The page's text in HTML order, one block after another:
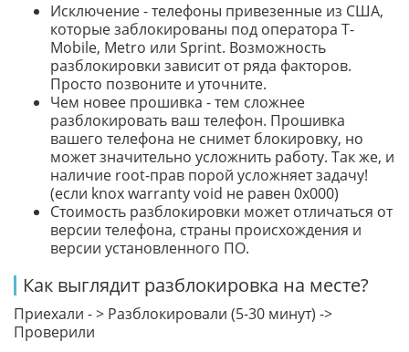
Исключение - телефоны привезенные из США,
которые заблокированы под оператора T-
Mobile, Metro или Sprint. Возможность
разблокировки зависит от ряда факторов.
Просто позвоните и уточните.
Чем новее прошивка - тем сложнее
разблокировать ваш телефон. Прошивка
вашего телефона не снимет блокировку, но
может значительно усложнить работу. Так же, и
наличие root-прав порой усложняет задачу!
(если knox warranty void не равен 0x000)
Стоимость разблокировки может отличаться от
версии телефона, страны происхождения и
версии установленного ПО.
Как выглядит разблокировка на месте?
Приехали - > Разблокировали (5-30 минут) ->
Проверили